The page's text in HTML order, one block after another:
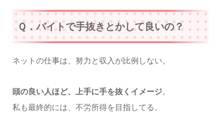
Ｑ．バイトで手抜きとかして良いの？
ネットの仕事は、努力と収入が比例しない。
頭の良い人ほど、上手に手を抜くイメージ。
私も最終的には、不労所得を目指してる。